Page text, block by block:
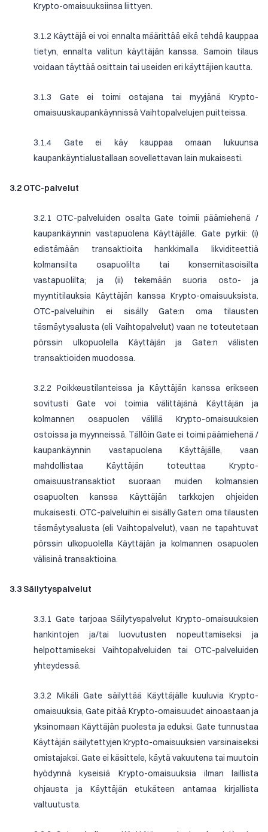
Krypto-omaisuuksiinsa liittyen.
3.1.2 Käyttäjä ei voi ennalta määrittää eikä tehdä kauppaa
tietyn, ennalta valitun käyttäjän kanssa. Samoin tilaus
voidaan täyttää osittain tai useiden eri käyttäjien kautta.
3.1.3 Gate ei toimi ostajana tai myyjänä Krypto-
omaisuuskaupankäynnissä Vaihtopalvelujen puitteissa.
3.1.4 Gate ei käy kauppaa omaan lukuunsa
kaupankäyntialustallaan sovellettavan lain mukaisesti.
3.2 OTC-palvelut
3.2.1 OTC-palveluiden osalta Gate toimii päämiehenä /
kaupankäynnin vastapuolena Käyttäjälle. Gate pyrkii: (i)
edistämään transaktioita hankkimalla likviditeettiä
kolmansilta osapuolilta tai konsernitasoisilta
vastapuolilta; ja (ii) tekemään suoria osto- ja
myyntitilauksia Käyttäjän kanssa Krypto-omaisuuksista.
OTC-palveluihin ei sisälly Gate:n oma tilausten
täsmäytysalusta (eli Vaihtopalvelut) vaan ne toteutetaan
pörssin ulkopuolella Käyttäjän ja Gate:n välisten
transaktioiden muodossa.
3.2.2 Poikkeustilanteissa ja Käyttäjän kanssa erikseen
sovitusti Gate voi toimia välittäjänä Käyttäjän ja
kolmannen osapuolen välillä Krypto-omaisuuksien
ostoissa ja myynneissä. Tällöin Gate ei toimi päämiehenä /
kaupankäynnin vastapuolena Käyttäjälle, vaan
mahdollistaa Käyttäjän toteuttaa Krypto-
omaisuustransaktiot suoraan muiden kolmansien
osapuolten kanssa Käyttäjän tarkkojen ohjeiden
mukaisesti. OTC-palveluihin ei sisälly Gate:n oma tilausten
täsmäytysalusta (eli Vaihtopalvelut), vaan ne tapahtuvat
pörssin ulkopuolella Käyttäjän ja kolmannen osapuolen
välisinä transaktioina.
3.3 Säilytyspalvelut
3.3.1 Gate tarjoaa Säilytyspalvelut Krypto-omaisuuksien
hankintojen ja/tai luovutusten nopeuttamiseksi ja
helpottamiseksi Vaihtopalveluiden tai OTC-palveluiden
yhteydessä.
3.3.2 Mikäli Gate säilyttää Käyttäjälle kuuluvia Krypto-
omaisuuksia, Gate pitää Krypto-omaisuudet ainoastaan ja
yksinomaan Käyttäjän puolesta ja eduksi. Gate tunnustaa
Käyttäjän säilytettyjen Krypto-omaisuuksien varsinaiseksi
omistajaksi. Gate ei käsittele, käytä vakuutena tai muutoin
hyödynnä kyseisiä Krypto-omaisuuksia ilman laillista
ohjausta ja Käyttäjän etukäteen antamaa kirjallista
valtuutusta.